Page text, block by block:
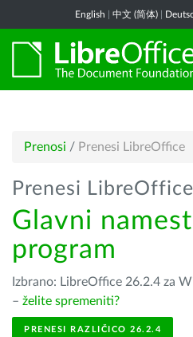
English 中文 (简体)
Prenosi / Prenesi LibreOffice
Prenesi LibreOffice
Glavni
program
Izbrano: LibreOffice 26.2.4 za
– želite spremeniti?
PRENESI RAZLIČICO 26.2.4